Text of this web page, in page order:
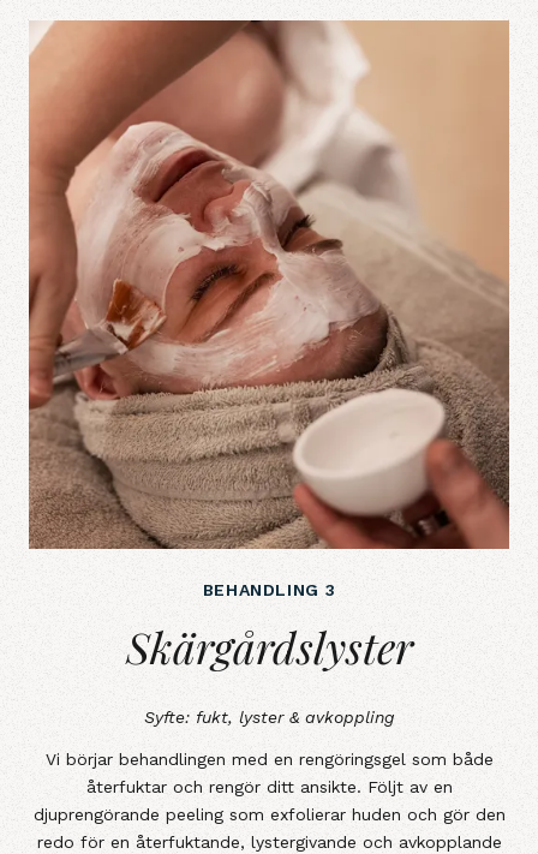
BEHANDLING 3
Skärgårdslyster
Skärgårdslyster
Syfte: fukt, lyster & avkoppling
Vi börjar behandlingen med en rengöringsgel som både
återfuktar och rengör ditt ansikte. Följt av en
djuprengörande peeling som exfolierar huden och gör den
redo för en återfuktande, lystergivande och avkopplande